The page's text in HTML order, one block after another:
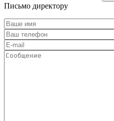
Письмо директору